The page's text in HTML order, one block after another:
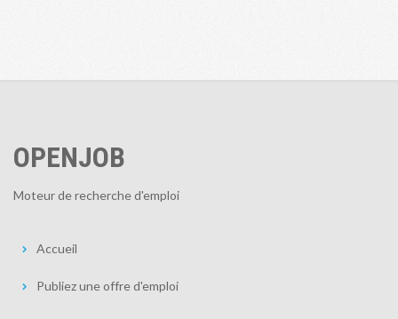
OPENJOB
Moteur de recherche d'emploi
Accueil
Publiez une offre d'emploi